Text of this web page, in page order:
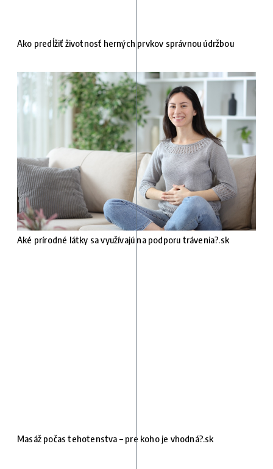
Ako predĺžiť životnosť herných prvkov správnou údržbou
Aké prírodné látky sa využívajú na podporu trávenia?.sk
Masáž počas tehotenstva – pre koho je vhodná?.sk